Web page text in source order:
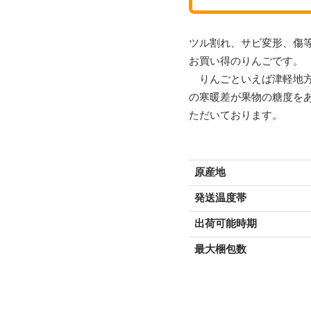
ツル割れ、サビ変形、傷
お買い得のりんごです。
りんごといえば津軽地
の寒暖差が果物の糖度を
ただいております。
原産地
発送温度帯
出荷可能時期
最大梱包数